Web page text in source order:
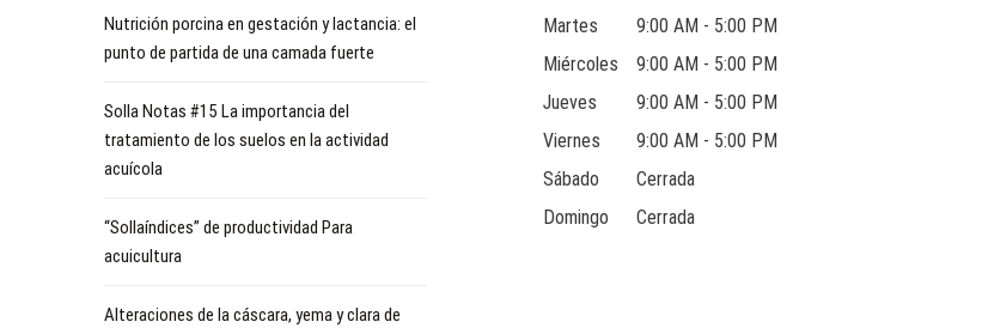
Martes
9:00 AM - 5:00 PM
Miércoles
9:00 AM - 5:00 PM
Jueves
9:00 AM - 5:00 PM
Viernes
9:00 AM - 5:00 PM
Sábado
Cerrada
Domingo
Cerrada
Nutrición porcina en gestación y lactancia: el
punto de partida de una camada fuerte
Solla Notas #15 La importancia del
tratamiento de los suelos en la actividad
acuícola
“Sollaíndices” de productividad Para
acuicultura
Alteraciones de la cáscara, yema y clara de